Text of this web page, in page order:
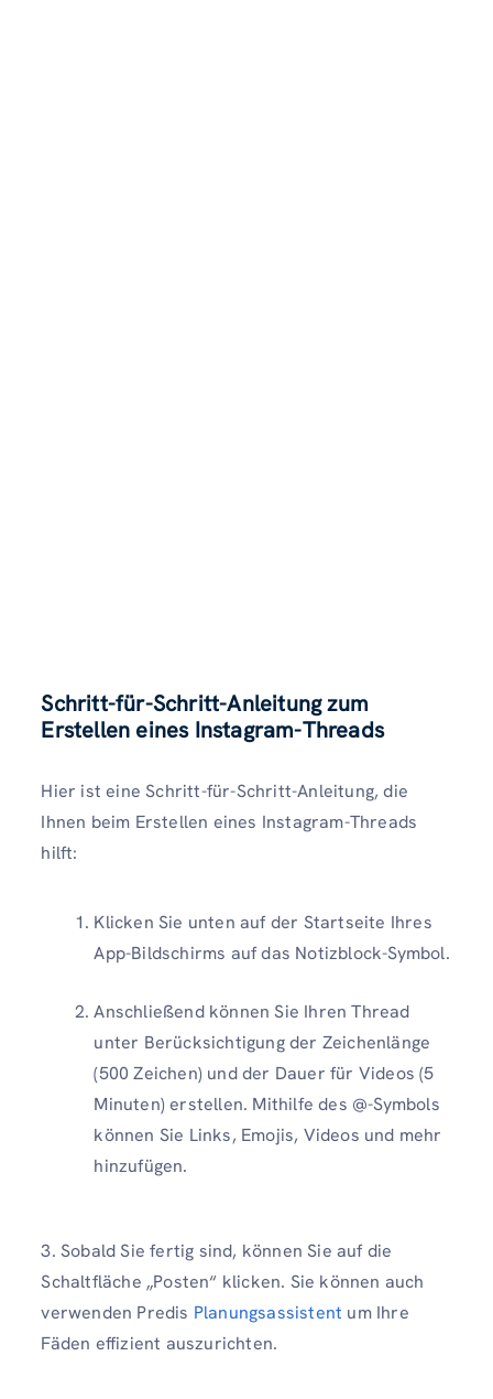
Schritt-für-Schritt-Anleitung zum
Erstellen eines Instagram-Threads
Hier ist eine Schritt-für-Schritt-Anleitung, die
Ihnen beim Erstellen eines Instagram-Threads
hilft:
Klicken Sie unten auf der Startseite Ihres
App-Bildschirms auf das Notizblock-Symbol.
Anschließend können Sie Ihren Thread
unter Berücksichtigung der Zeichenlänge
(500 Zeichen) und der Dauer für Videos (5
Minuten) erstellen. Mithilfe des @-Symbols
können Sie Links, Emojis, Videos und mehr
hinzufügen.
3. Sobald Sie fertig sind, können Sie auf die
Schaltfläche „Posten“ klicken. Sie können auch
verwenden Predis Planungsassistent um Ihre
Fäden effizient auszurichten.